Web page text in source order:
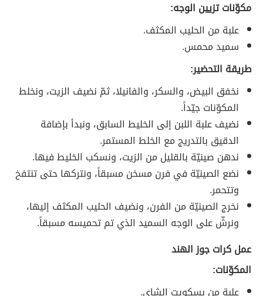
مكوّنات تزيين الوجه:
علبة من الحليب المكثف.
سميد محمس.
طريقة التحضير:
نخفق البيض، والسكر، والفانيلا، ثمّ نضيف الزيت، ونخلط
المكوّنات جيّداً.
نضيف علبة اللبن إلى الخليط السابق، ونبدأ بإضافة
الدقيق بالتدريج مع الخلط المستمر.
ندهن صينيّة بالقليل من الزيت، ونسكب الخليط فيها.
نضع الصينيّة في فرن مسخن مسبقاً، ونتركها حتى تنتفخ
وتتحمر.
نخرج الصينيّة من الفرن، ونضيف الحليب المكثف إليها،
ونرشّ على الوجه السميد الذي تم تحميسه مسبقاً.
عمل كرات جوز الهند
المكوّنات:
علبة من بسكويت الشاي.